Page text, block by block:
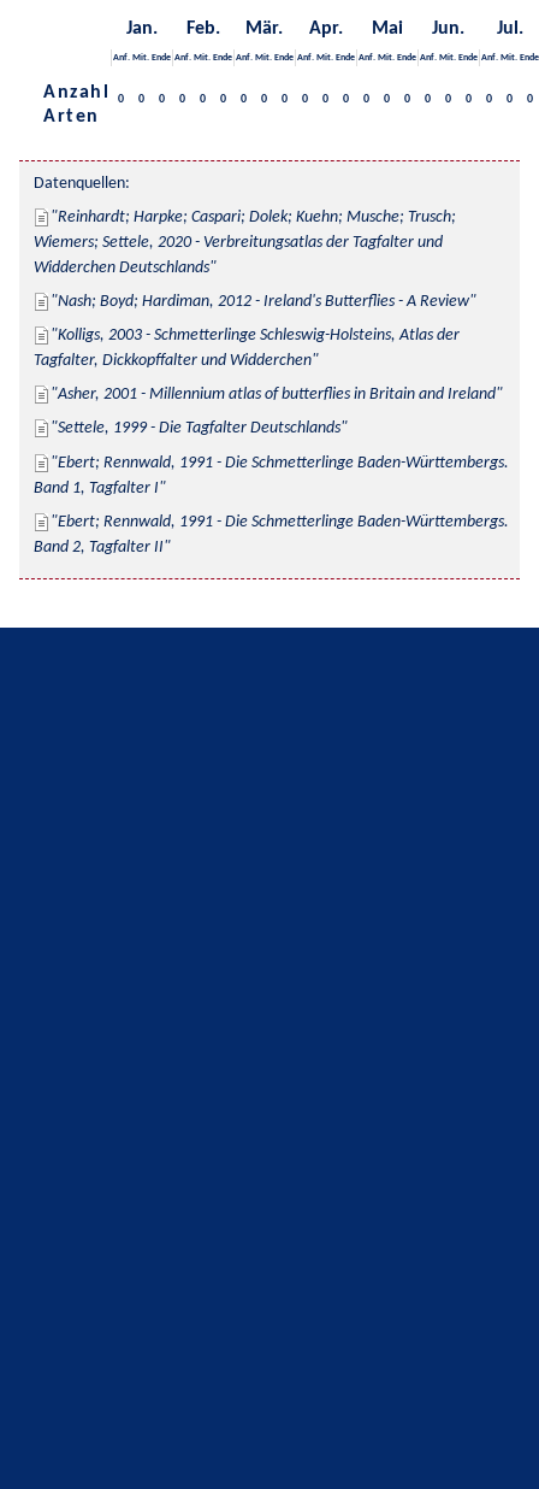
Jan. Feb. Mär. Apr. Mai Jun. Jul.
Anf. Mit. Ende Anf. Mit. Ende Anf. Mit. Ende Anf. Mit. Ende Anf. Mit. Ende Anf. Mit. Ende Anf. Mit. Ende
Anzahl
Arten
0 0 0 0 0 0 0 0 0 0 0 0 0 0 0 0 0 0 0 0 0
Datenquellen:
Reinhardt; Harpke; Caspari; Dolek; Kuehn; Musche; Trusch;
Wiemers; Settele, 2020 - Verbreitungsatlas der Tagfalter und
Widderchen Deutschlands
Nash; Boyd; Hardiman, 2012 - Ireland's Butterflies - A Review
Kolligs, 2003 - Schmetterlinge Schleswig-Holsteins, Atlas der
Tagfalter, Dickkopffalter und Widderchen
Asher, 2001 - Millennium atlas of butterflies in Britain and Ireland
Settele, 1999 - Die Tagfalter Deutschlands
Ebert; Rennwald, 1991 - Die Schmetterlinge Baden-Württembergs.
Band 1, Tagfalter I
Ebert; Rennwald, 1991 - Die Schmetterlinge Baden-Württembergs.
Band 2, Tagfalter II